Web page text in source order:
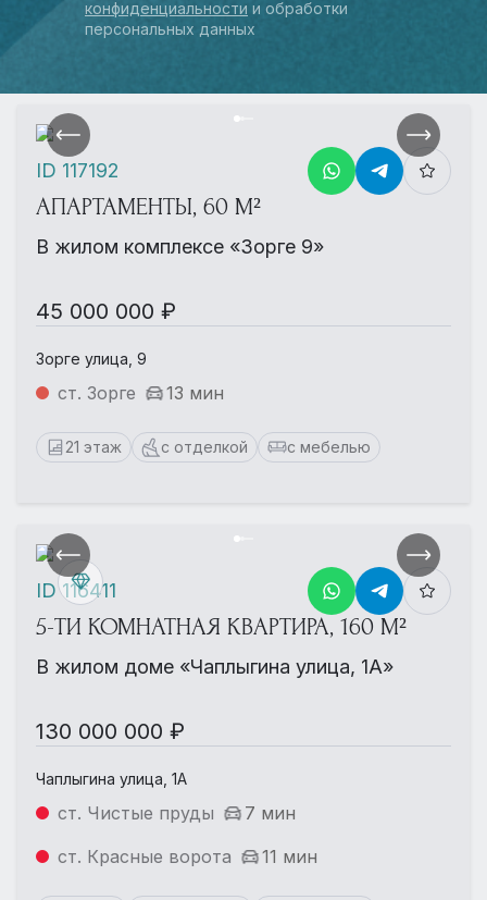
конфиденциальности и обработки
персональных данных
АПАРТАМЕНТЫ, 60 М²
В жилом комплексе «Зорге 9»
45 000 000 ₽
Зорге улица, 9
ст. Зорге 13 мин
21 этаж с отделкой с мебелью
ID 117192
5-ТИ КОМНАТНАЯ КВАРТИРА, 160 М²
В жилом доме «Чаплыгина улица, 1А»
130 000 000 ₽
Чаплыгина улица, 1А
ст. Чистые пруды
7 мин
ст. Красные ворота
11 мин
ID 116411